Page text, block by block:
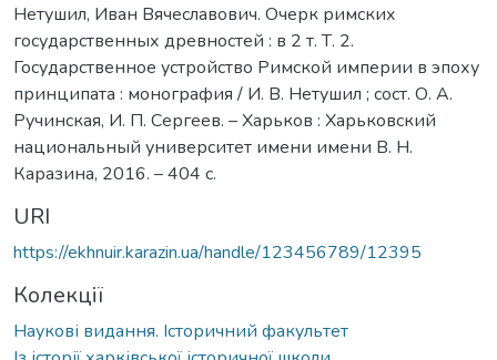
Нетушил, Иван Вячеславович. Очерк римских
государственных древностей : в 2 т. Т. 2.
Государственное устройство Римской империи в эпоху
принципата : монография / И. В. Нетушил ; сост. О. А.
Ручинская, И. П. Сергеев. – Харьков : Харьковский
национальный университет имени имени В. Н.
Каразина, 2016. – 404 с.
URI
https://ekhnuir.karazin.ua/handle/123456789/12395
Колекції
Наукові видання. Історичний факультет